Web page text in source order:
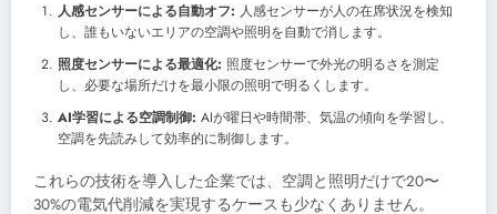
人感センサーによる自動オフ: 人感センサーが人の在席状況を検知
し、誰もいないエリアの空調や照明を自動で消します。
照度センサーによる最適化: 照度センサーで外光の明るさを測定
し、必要な場所だけを最小限の照明で明るくします。
AI学習による空調制御: AIが曜日や時間帯、気温の傾向を学習し、
空調を先読みして効率的に制御します。
これらの技術を導入した企業では、空調と照明だけで20〜
30%の電気代削減を実現するケースも少なくありません。